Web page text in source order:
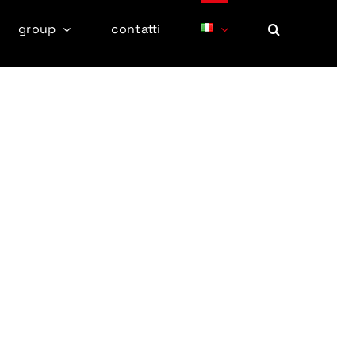
group contatti